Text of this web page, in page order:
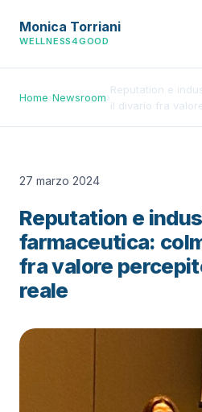
Monica Torriani
WELLNESS4GOOD
Home›Newsroom›
Reputation e
il divario fra
27 marzo 2024
Reputation e
farmaceutica:
fra valore
reale